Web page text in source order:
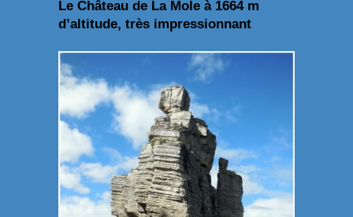
Le Château de La Mole à 1664 m
d’altitude, très impressionnant